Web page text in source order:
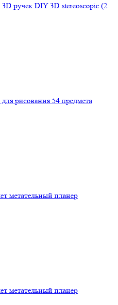
ручек DIY 3D stereoscopic (2
рисования 54 предмета
метательный планер
метательный планер